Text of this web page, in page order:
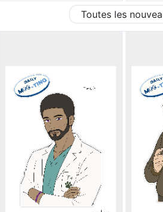
Toutes les